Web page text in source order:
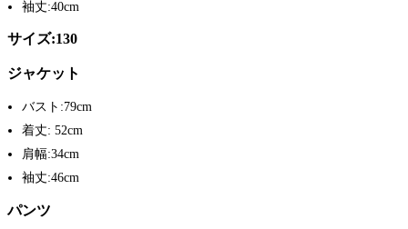
袖丈:40cm
サイズ:130
ジャケット
バスト:79cm
着丈: 52cm
肩幅:34cm
袖丈:46cm
パンツ